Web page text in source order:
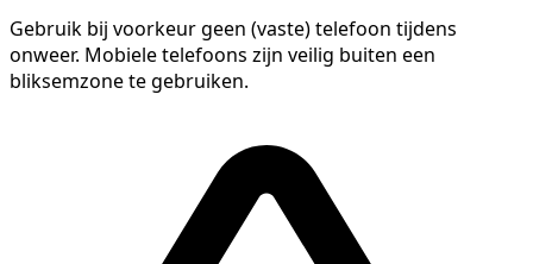
Gebruik bij voorkeur geen (vaste) telefoon tijdens
onweer. Mobiele telefoons zijn veilig buiten een
bliksemzone te gebruiken.